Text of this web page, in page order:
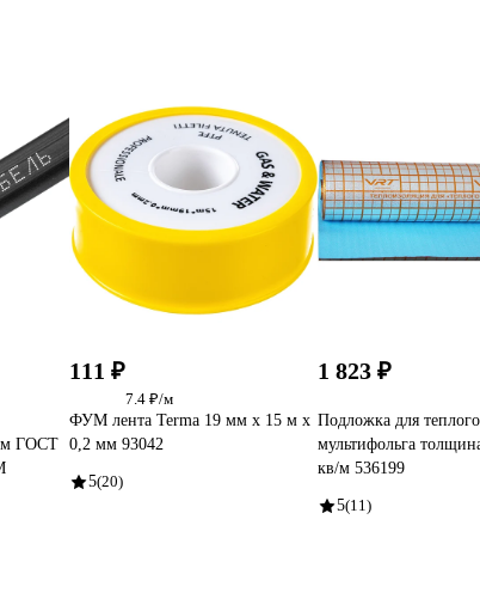
м ГОСТ
111 ₽
7.4 ₽/м
ФУМ лента Terma 19 мм х 15 м х
0,2 мм 93042
5(20)
1 823 ₽
Подложка для
мультифольга
кв/м 536199
5(11)